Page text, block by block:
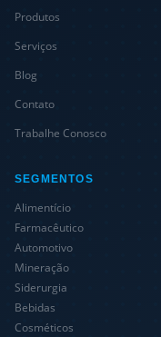
Produtos
Serviços
Blog
Contato
Trabalhe Conosco
SEGMENTOS
Alimentício
Farmacêutico
Automotivo
Mineração
Siderurgia
Bebidas
Cosméticos